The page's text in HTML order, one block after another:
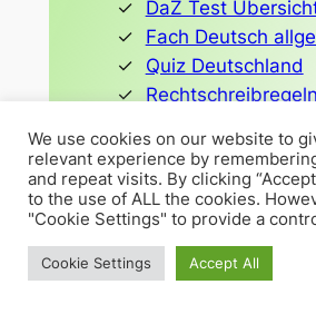
DaZ Test
Fach Deutsch
Quiz Deutschland
Bildungsgutschein
Lösungen:
a
We use cookies on our website to
relevant experience by
and repeat visits. By clicking
to the use of ALL the cookies.
"Cookie Settings" to provide a
Cookie Settings Accept All